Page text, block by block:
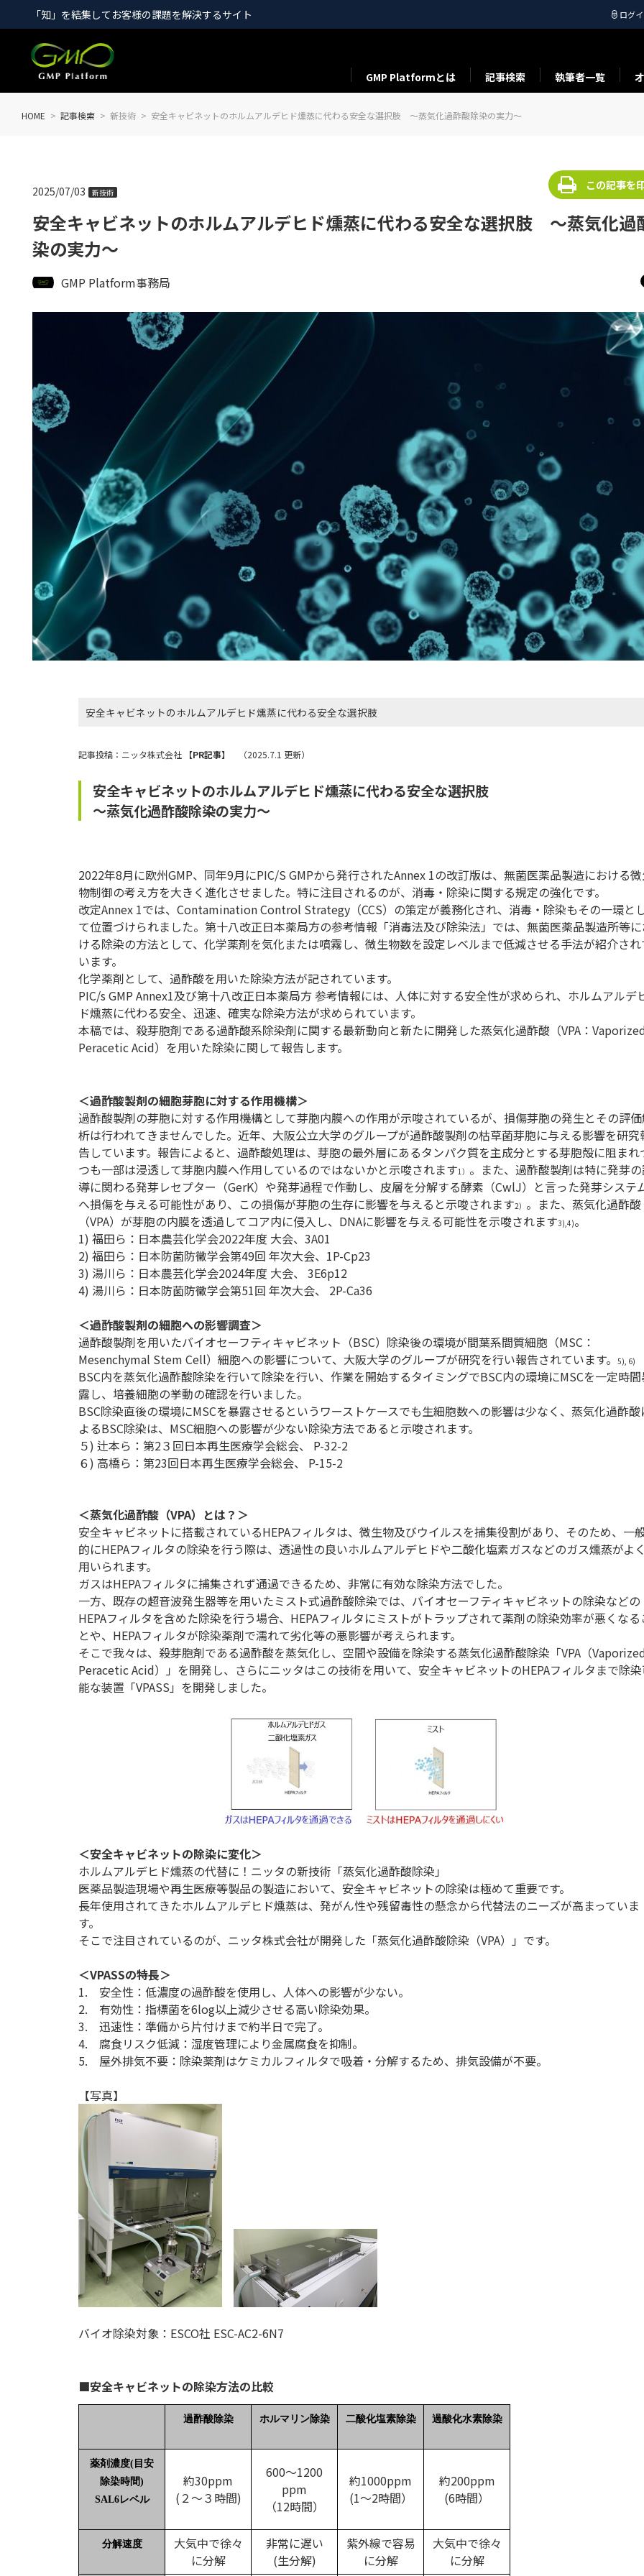
「知」を結集してお客様の課題を解決するサイト ログ
GMP Platformとは 記事検索 執筆者一覧
HOME 記事検索 新技術 安全キャビネットのホルムアルデヒド燻蒸に代わる安全な選択肢 ～蒸気化過酢酸除染の実力～
安全キャビネットのホルムアルデヒド燻蒸に代わる安全な選択肢 ～蒸気化過
染の実力～
2025/07/03 新技術
この記事を
GMP Platform事務局
安全キャビネットのホルムアルデヒド燻蒸に代わる安全な選択肢
記事投稿：ニッタ株式会社 【PR記事】 （2025.7.1 更新）
安全キャビネットのホルムアルデヒド燻蒸に代わる安全な選択肢
～蒸気化過酢酸除染の実力～
2022年8月に欧州GMP、同年9月にPIC/S GMPから発行されたAnnex 1の改訂版は、無菌医薬品製造における
物制御の考え方を大きく進化させました。特に注目されるのが、消毒・除染に関する規定の強化です。
改定Annex 1では、Contamination Control Strategy（CCS）の策定が義務化され、消毒・除染もその一環と
て位置づけられました。第十八改正日本薬局方の参考情報「消毒法及び除染法」では、無菌医薬品製造所等
ける除染の方法として、化学薬剤を気化または噴霧し、微生物数を設定レベルまで低減させる手法が紹介され
います。
化学薬剤として、過酢酸を用いた除染方法が記されています。
PIC/s GMP Annex1及び第十八改正日本薬局方 参考情報には、人体に対する安全性が求められ、ホルムアルデ
ド燻蒸に代わる安全、迅速、確実な除染方法が求められています。
本稿では、殺芽胞剤である過酢酸系除染剤に関する最新動向と新たに開発した蒸気化過酢酸（VPA：
Peracetic Acid）を用いた除染に関して報告します。
＜過酢酸製剤の細胞芽胞に対する作用機構＞
過酢酸製剤の芽胞に対する作用機構として芽胞内膜への作用が示唆されているが、損傷芽胞の発生とその評
析は行われてきませんでした。近年、大阪公立大学のグループが過酢酸製剤の枯草菌芽胞に与える影響を研究
告しています。報告によると、過酢酸処理は、芽胞の最外層にあるタンパク質を主成分とする芽胞殻に阻まれ
つも一部は浸透して芽胞内膜へ作用しているのではないかと示唆されます1） 。また、過酢酸製剤は特に発芽
導に関わる発芽レセプター（GerK）や発芽過程で作動し、皮層を分解する酵素（CwlJ）と言った発芽システ
へ損傷を与える可能性があり、この損傷が芽胞の生存に影響を与えると示唆されます2） 。また、蒸気化過酢酸
（VPA）が芽胞の内膜を透過してコア内に侵入し、DNAに影響を与える可能性を示唆されます3),4)。
1) 福田ら：日本農芸化学会2022年度 大会、3A01
2) 福田ら：日本防菌防黴学会第49回 年次大会、1P-Cp23
3) 湯川ら：日本農芸化学会2024年度 大会、 3E6p12
4) 湯川ら：日本防菌防黴学会第51回 年次大会、 2P-Ca36
＜過酢酸製剤の細胞への影響調査＞
過酢酸製剤を用いたバイオセーフティキャビネット（BSC）除染後の環境が間葉系間質細胞（MSC：
Mesenchymal Stem Cell）細胞への影響について、大阪大学のグループが研究を行い報告されています。
5), 6)
BSC内を蒸気化過酢酸除染を行いて除染を行い、作業を開始するタイミングでBSC内の環境にMSCを一定時
露し、培養細胞の挙動の確認を行いました。
BSC除染直後の環境にMSCを暴露させるというワーストケースでも生細胞数への影響は少なく、蒸気化過酢酸
よるBSC除染は、MSC細胞への影響が少ない除染方法であると示唆されます。
５) 辻本ら：第2３回日本再生医療学会総会、 P-32-2
６) 高橋ら：第23回日本再生医療学会総会、 P-15-2
＜蒸気化過酢酸（VPA）とは？＞
安全キャビネットに搭載されているHEPAフィルタは、微生物及びウイルスを捕集役割があり、そのため、一
的にHEPAフィルタの除染を行う際は、透過性の良いホルムアルデヒドや二酸化塩素ガスなどのガス燻蒸がよく
用いられます。
ガスはHEPAフィルタに捕集されず通過できるため、非常に有効な除染方法でした。
一方、既存の超音波発生器等を用いたミスト式過酢酸除染では、バイオセーフティキャビネットの除染などの
HEPAフィルタを含めた除染を行う場合、HEPAフィルタにミストがトラップされて薬剤の除染効率が悪くなる
とや、HEPAフィルタが除染薬剤で濡れて劣化等の悪影響が考えられます。
そこで我々は、殺芽胞剤である過酢酸を蒸気化し、空間や設備を除染する蒸気化過酢酸除染「VPA（
Peracetic Acid）」を開発し、さらにニッタはこの技術を用いて、安全キャビネットのHEPAフィルタまで除
能な装置「VPASS」を開発しました。
＜安全キャビネットの除染に変化＞
ホルムアルデヒド燻蒸の代替に！ニッタの新技術「蒸気化過酢酸除染」
医薬品製造現場や再生医療等製品の製造において、安全キャビネットの除染は極めて重要です。
長年使用されてきたホルムアルデヒド燻蒸は、発がん性や残留毒性の懸念から代替法のニーズが高まっていま
す。
そこで注目されているのが、ニッタ株式会社が開発した「蒸気化過酢酸除染（VPA）」です。
＜VPASSの特長＞
1. 安全性：低濃度の過酢酸を使用し、人体への影響が少ない。
2. 有効性：指標菌を6log以上減少させる高い除染効果。
3. 迅速性：準備から片付けまで約半日で完了。
4. 腐食リスク低減：湿度管理により金属腐食を抑制。
5. 屋外排気不要：除染薬剤はケミカルフィルタで吸着・分解するため、排気設備が不要。
【写真】
バイオ除染対象：ESCO社 ESC-AC2-6N7
■安全キャビネットの除染方法の比較
過酢酸除染 ホルマリン除染 二酸化塩素除染 過酸化水素除染
薬剤濃度( 目安
除染時間)
SAL6レベル
約30ppm
(２～３時間)
600～1200
ppm
（12時間）
約1000ppm
(1～2時間）
約200ppm
(6時間）
分解速度
大気中で徐々
に分解
非常に遅い
(生分解)
紫外線で容易
に分解
大気中で徐々
に分解